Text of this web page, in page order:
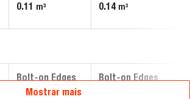
0.11 m³ 0.14 m³
Bolt-on Edges Bolt-on Edges
Mostrar mais